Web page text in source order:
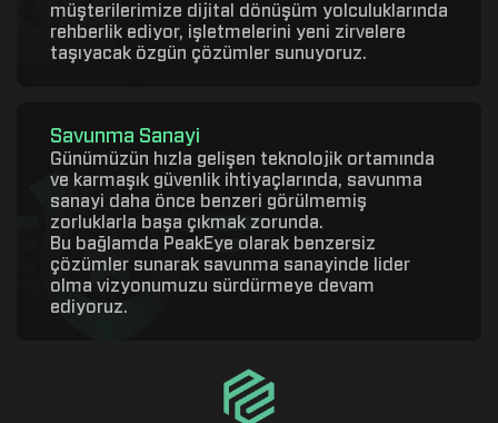
müşterilerimize dijital dönüşüm yolculuklarında
rehberlik ediyor, işletmelerini yeni zirvelere
taşıyacak özgün çözümler sunuyoruz.
Savunma Sanayi
Günümüzün hızla gelişen teknolojik ortamında
ve karmaşık güvenlik ihtiyaçlarında, savunma
sanayi daha önce benzeri görülmemiş
zorluklarla başa çıkmak zorunda.
Bu bağlamda PeakEye olarak benzersiz
çözümler sunarak savunma sanayinde lider
olma vizyonumuzu sürdürmeye devam
ediyoruz.